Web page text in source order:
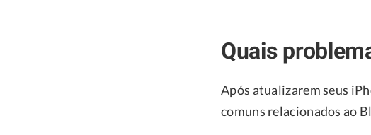
Quais
Após atualizarem seus
comuns relacionados ao